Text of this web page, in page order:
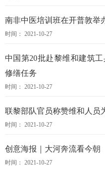
南非中医培训班在开普敦举
时间： 2021-10-27
中国第20批赴黎维和建筑
修缮任务
时间： 2021-10-27
联黎部队官员称赞维和人员
时间： 2021-10-27
创意海报｜大河奔流看今朝
时间： 2021-10-27